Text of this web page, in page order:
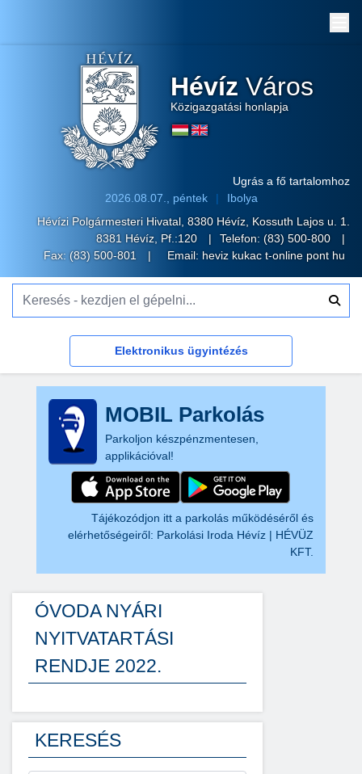
Hévíz Város
Közigazgatási honlapja
Ugrás a fő tartalomhoz
2026.08.07., péntek
Ibolya
Hévízi Polgármesteri Hivatal, 8380 Hévíz, Kossuth Lajos u. 1.
8381 Hévíz, Pf.:120
Telefon: (83) 500-800
Fax: (83) 500-801
Email: heviz kukac t-online pont hu
Elektronikus ügyintézés
MOBIL Parkolás
Parkoljon készpénzmentesen,
applikációval!
Tájékozódjon itt a parkolás működéséről és
elérhetőségeiről: Parkolási Iroda Hévíz | HÉVÜZ
KFT.
ÓVODA NYÁRI
NYITVATARTÁSI
RENDJE 2022.
KERESÉS